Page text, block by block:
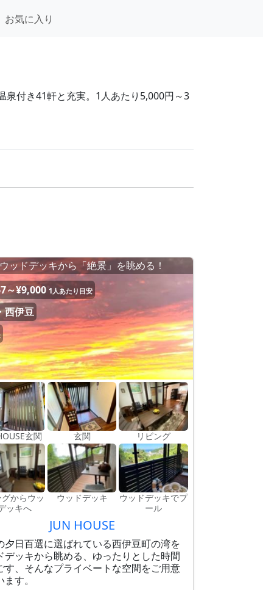
お気に入り
泉付き41軒と充実。1人あたり5,000円～3
ウッドデッキから「絶景」を眺める！
～¥9,000 1人あたり目安
西伊豆
玄関 玄関 リビング
グからウッ
ッキへ
ウッドデッキ
ウッドデッキでプ
ール
JUN HOUSE
夕日百選に選ばれている西伊豆町の湾を
デッキから眺める、ゆったりとした時間
す、そんなプライベートな空間をご用意
す。